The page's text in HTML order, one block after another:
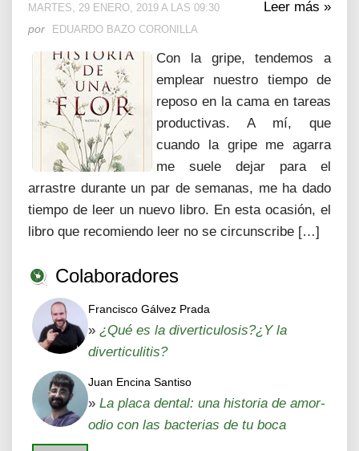
Leer más »
MARTES, 29 ENERO, 2019 A LAS 09:30
por EDUARDO BAZO CORONILLA
Con la gripe, tendemos a
emplear nuestro tiempo de
reposo en la cama en tareas
productivas. A mí, que
cuando la gripe me agarra
me suele dejar para el
arrastre durante un par de semanas, me ha dado
tiempo de leer un nuevo libro. En esta ocasión, el
libro que recomiendo leer no se circunscribe […]
Colaboradores
Francisco Gálvez Prada
» ¿Qué es la diverticulosis?¿Y la
diverticulitis?
Juan Encina Santiso
» La placa dental: una historia de amor-
odio con las bacterias de tu boca